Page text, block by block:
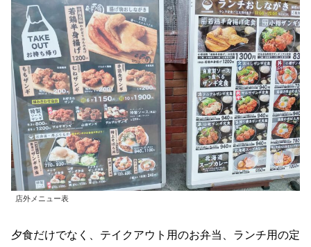
店外メニュー表
夕食だけでなく、テイクアウト用のお弁当、ランチ用の定